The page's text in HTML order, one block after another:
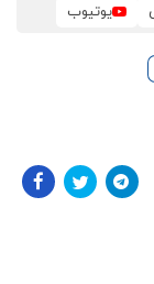
یوتیوب